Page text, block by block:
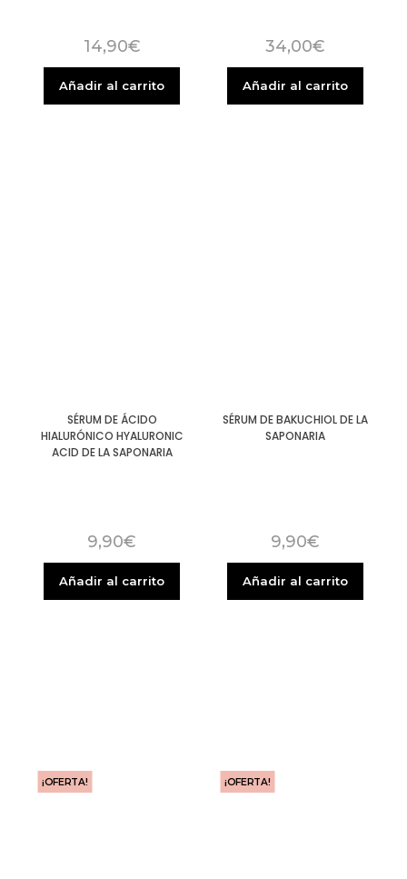
14,90€
Añadir al carrito
34,00€
Añadir al carrito
SÉRUM DE ÁCIDO
HIALURÓNICO HYALURONIC
ACID DE LA SAPONARIA
9,90€
Añadir al carrito
SÉRUM DE BAKUCHIOL DE LA
SAPONARIA
9,90€
Añadir al carrito
¡OFERTA! ¡OFERTA!